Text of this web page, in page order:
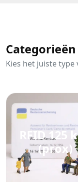
Categorieën
Kies het juiste
RFID 125
(prox)